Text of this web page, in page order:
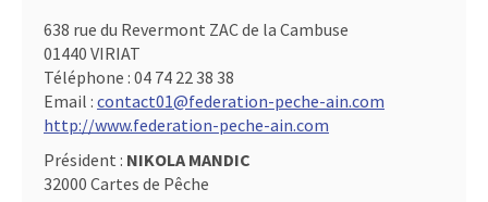
638 rue du Revermont ZAC de la Cambuse
01440 VIRIAT
Téléphone : 04 74 22 38 38
Email : contact01@federation-peche-ain.com
http://www.federation-peche-ain.com
Président : NIKOLA MANDIC
32000 Cartes de Pêche